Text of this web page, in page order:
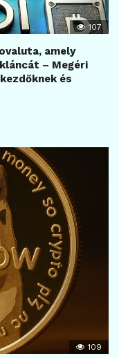
107
amely
– Megéri
és
109